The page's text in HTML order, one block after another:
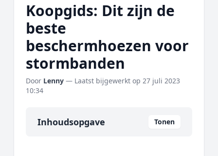
Koopgids: Dit zijn de
beste
beschermhoezen voor
stormbanden
Door Lenny — Laatst bijgewerkt op 27 juli 2023
10:34
Inhoudsopgave Tonen